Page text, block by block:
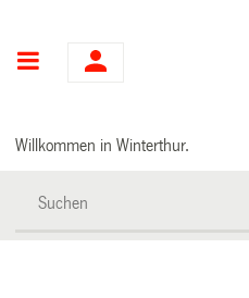
Hauptnavigation
Willkommen in Winterthur.